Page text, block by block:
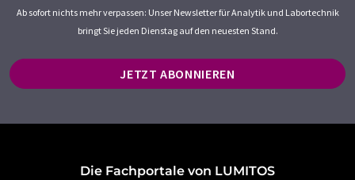
Ab sofort nichts mehr verpassen: Unser Newsletter für Analytik und Labortechnik
bringt Sie jeden Dienstag auf den neuesten Stand.
JETZT ABONNIEREN
Die Fachportale von LUMITOS